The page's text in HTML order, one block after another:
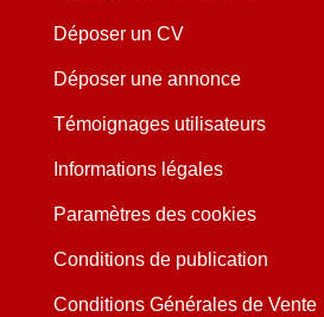
Déposer un CV
Déposer une annonce
Témoignages utilisateurs
Informations légales
Paramètres des cookies
Conditions de publication
Conditions Générales de Vente